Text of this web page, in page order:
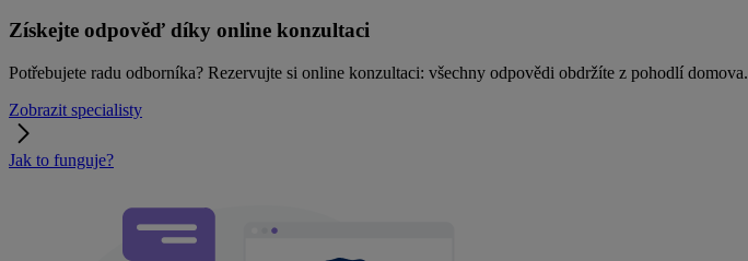
Získejte odpověď díky online konzultaci
Potřebujete radu odborníka? Rezervujte si online konzultaci: všechny odpovědi obdržíte z pohodlí domova.
Zobrazit specialisty
Jak to funguje?